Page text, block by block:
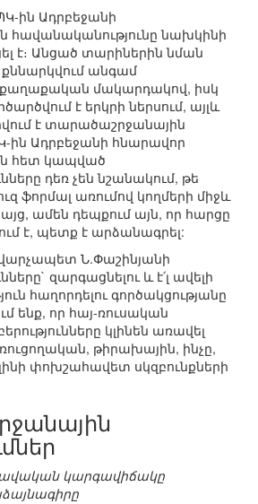
ին Ադրբեջանի
հավանականությունը նախկինի
է։ Անցած տարիներին նման
քննարկվում անգամ
մակարդակով, իսկ
է երկրի ներսում, այլև
է տարածաշրջանային
ին Ադրբեջանի հնարավոր
հետ կապված
դեռ չեն նշանակում, թե
ֆորմալ առումով կողմերի միջև
ամեն դեպքում այն, որ հարցը
է, պետք է արձանագրել:
վարչապետ Ն.Փաշինյանի
զարգացնելու և է՛լ ավելի
հաղորդելու գործակցությանը
ենք, որ հայ-ռուսական
կլինեն առավել
թիրախային, ինչը,
փոխշահավետ սկզբունքների
կարգավիճակը